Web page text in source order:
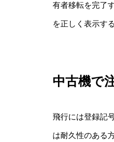
有者移転を完了
を正しく表示す
中古機で
飛行には登録記
は耐久性のある